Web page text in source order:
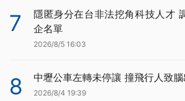
7
隱匿身分在台非法挖角科技人才
企名單
2026/8/5 16:03
8 中壢公車左轉未停讓 撞飛行人致
2026/8/4 19:39